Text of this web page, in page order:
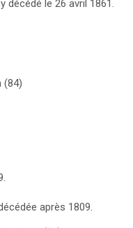
décédé le 26 avril 1861.
(84)
après 1809.